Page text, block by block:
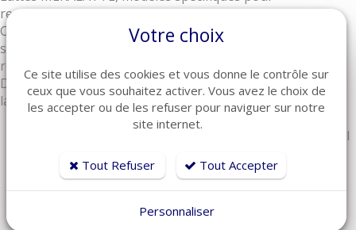
remplacement de lattes sur sommier MERALATTE.
Ces lattes sont équipés de 2 platines fixé aux extrémités,
sur lesquelles se fixent 2 ressorts de chaque cotés, soit 4
ressorts au total qui relie la latte au sommier.
Des caches viennent ensuite se placer aux extrémité des
lattes pour cacher le système platine + ressort.
Lattes 100% Hêtre 5 plis
Ce modèle de latte est équipée d'une platine en métal
Les lattes sont reliées au sommier par 2 petits
ressorts de chaque cotés (soit 4 ressorts par latte,
vendu séparément)
Votre choix
Ce site utilise des cookies et vous donne le contrôle sur
ceux que vous souhaitez activer. Vous avez le choix de
les accepter ou de les refuser pour naviguer sur notre
site internet.
Tout Refuser Tout Accepter
Personnaliser